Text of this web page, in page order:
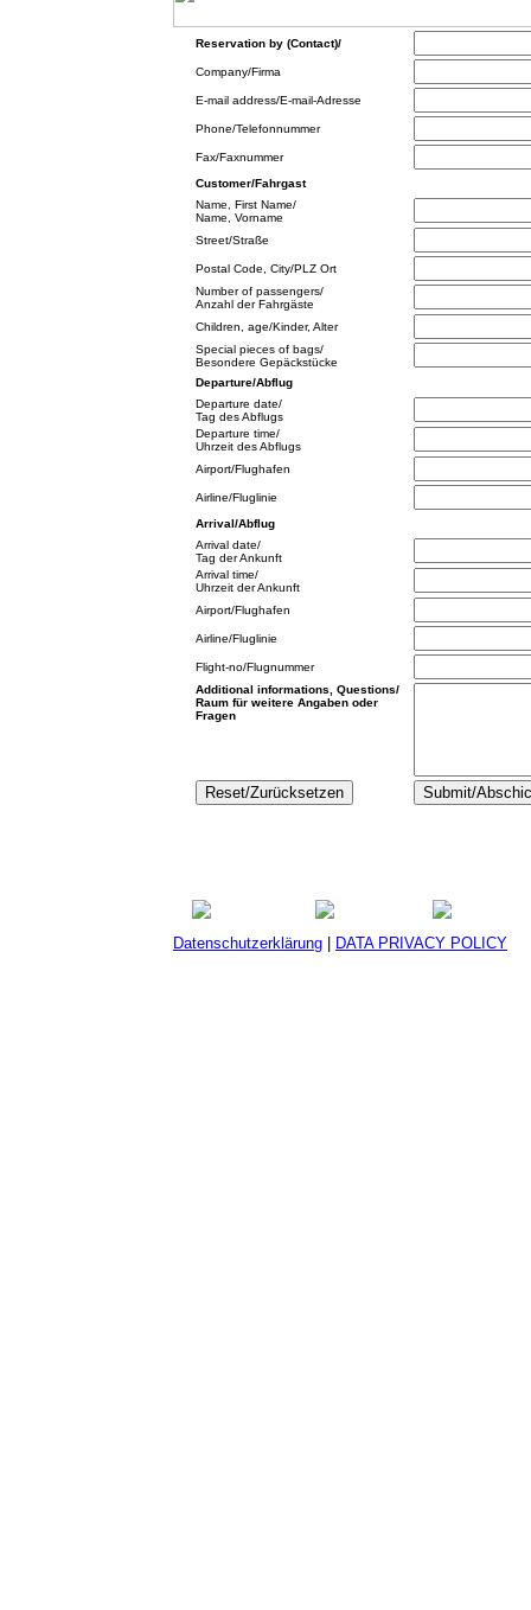
Reservation by (Contact)/
Company/Firma
E-mail address/E-mail-Adresse
Phone/Telefonnummer
Fax/Faxnummer
Customer/Fahrgast
Name, First Name/
Name, Vorname
Street/Straße
Postal Code, City/PLZ Ort
Number of passengers/
Anzahl der Fahrgäste
Children, age/Kinder, Alter
Special pieces of bags/
Besondere Gepäckstücke
Departure/Abflug
Departure date/
Tag des Abflugs
Departure time/
Uhrzeit des Abflugs
Airport/Flughafen
Airline/Fluglinie
Arrival/Abflug
Arrival date/
Tag der Ankunft
Arrival time/
Uhrzeit der Ankunft
Airport/Flughafen
Airline/Fluglinie
Flight-no/Flugnummer
Additional informations, Questions/
Raum für weitere Angaben oder
Fragen
Datenschutzerklärung DATA PRIVACY POLICY